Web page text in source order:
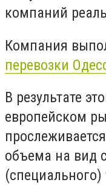
компаний
Компания
перевозки
В результате
европейском
объема на вид
(специального)